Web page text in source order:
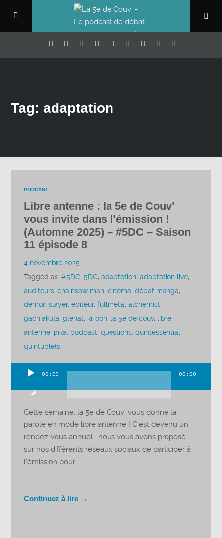
Tag: adaptation
PODCAST
Libre antenne : la 5e de Couv’
vous invite dans l’émission !
(Automne 2025) – #5DC – Saison
11 épisode 8
4 novembre 2025
Tagged as:#5DC,5DC,adaptation,adaptation live,
auditeurs,chainsaw man,cinéma,débat manga,
demon slayer,éditeur,fullmetal alchemist,
gachiakuta,glenat, ki-oon, la 5e de couv, libre
antenne, pika, podcast,questions,quintessential
quintuplets
audio
00:00 00:00
Cette semaine, la 5e de Couv’ vous donne la
parole en mode libre antenne ! C’est devenu un
rendez-vous annuel : nous vous avons proposé
sur nos différents réseaux sociaux de participer à
l’émission pour...
Continuez à lire →